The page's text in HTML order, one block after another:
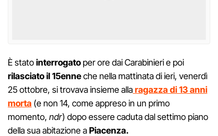
È statointerrogato per ore dai Carabinieri e poi
rilasciato il 15enneche nella mattinata di ieri, venerdì
25 ottobre, si trovava insieme allaragazza di 13 anni
morta (e non 14, come appreso in un primo
momento, ndr) dopo essere caduta dal settimo piano
della sua abitazione aPiacenza.